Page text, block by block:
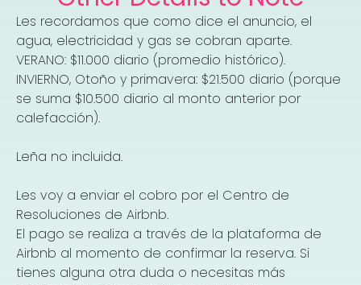
Les recordamos que como dice el anuncio, el
agua, electricidad y gas se cobran aparte.
VERANO: $11.000 diario (promedio histórico).
INVIERNO, Otoño y primavera: $21.500 diario (porque
se suma $10.500 diario al monto anterior por
calefacción).
Leña no incluida.
Les voy a enviar el cobro por el Centro de
Resoluciones de Airbnb.
El pago se realiza a través de la plataforma de
Airbnb al momento de confirmar la reserva. Si
tienes alguna otra duda o necesitas más